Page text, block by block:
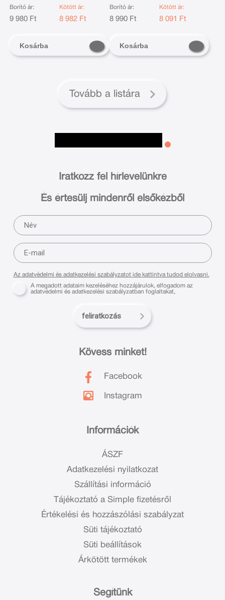
Borító ár:
9 980 Ft
Kötött ár:
8 982 Ft
Kosárba
Borító ár:
8 990 Ft
Kötött ár:
8 091 Ft
Kosárba
Tovább a listára
Információk
ÁSZF
Adatkezelési nyilatkozat
Szállítási információ
Tájékoztató a Simple fizetésről
Értékelési és hozzászólási szabályzat
Süti tájékoztató
Süti beállítások
Árkötött termékek
Segítünk
Kövess minket!
Facebook
Instagram
Iratkozz fel hírlevelünkre
És értesülj mindenről elsőkézből
Az adatvédelmi és adatkezelési szabályzatot ide kattintva tudod elolvasni.
A megadott adataim kezeléséhez hozzájárulok, elfogadom az
adatvédelmi és adatkezelési szabályzatban foglaltakat,
feliratkozás